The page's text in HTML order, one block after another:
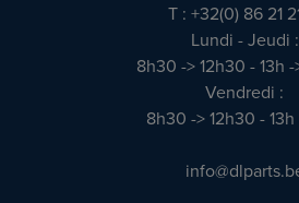
T : +32(0) 86 21
Lundi - Jeudi :
8h30 -> 12h30 - 13h -
Vendredi :
8h30 -> 12h30 - 13h